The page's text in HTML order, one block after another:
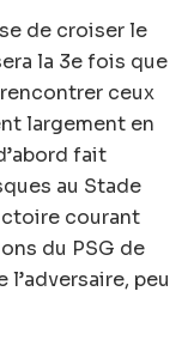
de croiser le
la 3e fois que
ceux
largement en
fait
au Stade
courant
du PSG de
l’adversaire, peu